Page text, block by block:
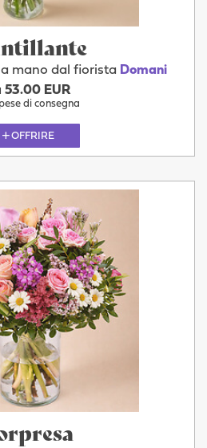
mano dal fiorista Domani
53.00 EUR
di consegna
OFFRIRE